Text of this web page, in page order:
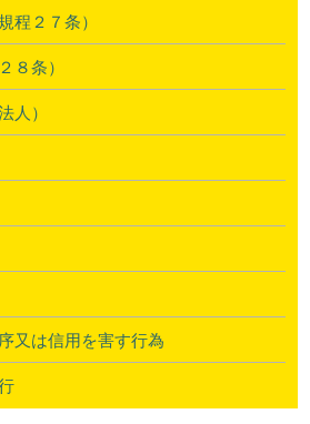
２７条）
８条）
人）
又は信用を害す行為